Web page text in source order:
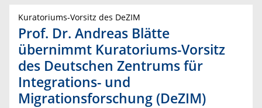
Kuratoriums-Vorsitz des DeZIM
Prof. Dr. Andreas Blätte
übernimmt Kuratoriums-Vorsitz
des Deutschen Zentrums für
Integrations- und
Migrationsforschung (DeZIM)